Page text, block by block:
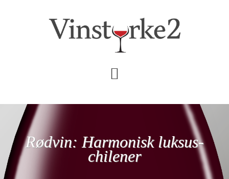
Rødvin: Harmonisk luksus-
chilener